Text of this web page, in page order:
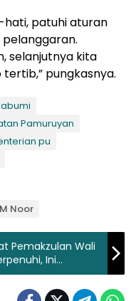
patuhi aturan
selanjutnya kita
pungkasnya.
Pamuruyan
pu
Noor
Pemakzulan Wali
Ini